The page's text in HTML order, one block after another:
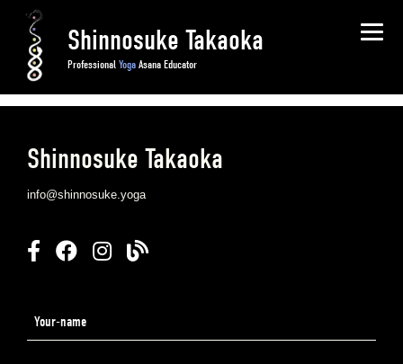
Shinnosuke Takaoka
Professional Yoga Asana Educator
2026/03/24 《8月鶴岡Shinnosukeワークショップ告知》『アーサナの中のバ
ンダとは？②』〜進化したバンダの実践〜
2023/08/31 《Yoga Graviy Tachikawa のクラス内容と料金システム》
2023/07/31 Google Calendar 最新スケジュールはこちらから
Shinnosuke Takaoka
info@shinnosuke.yoga